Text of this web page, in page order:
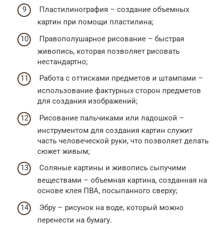
Пластилинография – создание объемных
картин при помощи пластилина;
Правополушарное рисование – быстрая
живопись, которая позволяет рисовать
нестандартно;
Работа с оттисками предметов и штампами –
использование фактурных сторон предметов
для создания изображений;
Рисование пальчиками или ладошкой –
инструментом для создания картин служит
часть человеческой руки, что позволяет делать
сюжет живым;
Соляные картины и живопись сыпучими
веществами – объемная картина, созданная на
основе клея ПВА, посыпанного сверху;
Эбру – рисунок на воде, который можно
перенести на бумагу.